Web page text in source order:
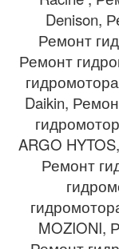
Denison,
Ремонт
Ремонт
Daikin,
ARGO
Ремонт
MOZIONI,